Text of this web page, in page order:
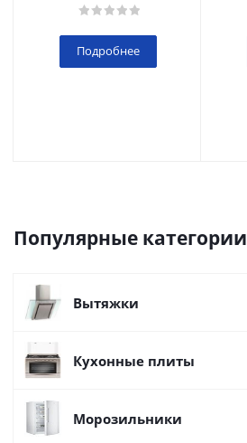
Подробнее
Популярные категории
Вытяжки
Кухонные плиты
Морозильники